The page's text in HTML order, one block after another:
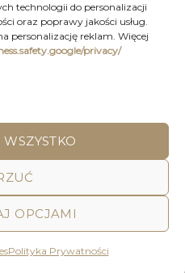
technologii do personalizacji
oraz poprawy jakości usług.
personalizację reklam. Więcej
privacy/
OPCJAMI
Polityka Prywatności
SKLEPU ON-LINE
YOU
| Home Accessories |
Media